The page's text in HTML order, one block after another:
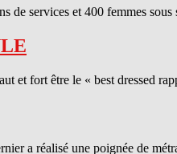
de services et 400 femmes
et fort être le « best dressed
a réalisé une poignée de